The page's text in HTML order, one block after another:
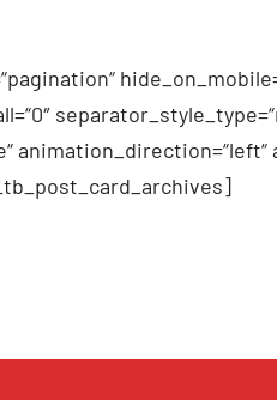
animation_direction=“left“